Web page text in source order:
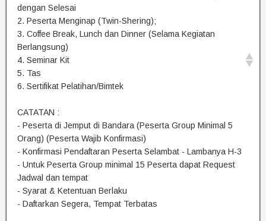
dengan Selesai
2. Peserta Menginap (Twin-Shering);
3. Coffee Break, Lunch dan Dinner (Selama Kegiatan
Berlangsung)
4. Seminar Kit
5. Tas
6. Sertifikat Pelatihan/Bimtek
CATATAN :
- Peserta di Jemput di Bandara (Peserta Group Minimal 5
Orang) (Peserta Wajib Konfirmasi)
- Konfirmasi Pendaftaran Peserta Selambat - Lambanya H-3
- Untuk Peserta Group minimal 15 Peserta dapat Request
Jadwal dan tempat
- Syarat & Ketentuan Berlaku
- Daftarkan Segera, Tempat Terbatas